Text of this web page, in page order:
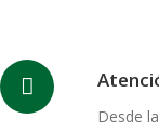
Desde